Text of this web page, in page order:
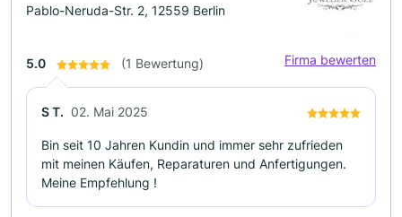
Pablo-Neruda-Str. 2, 12559 Berlin
5.0 (1 Bewertung) Firma bewerten
S T. 02. Mai 2025
Bin seit 10 Jahren Kundin und immer sehr zufrieden
mit meinen Käufen, Reparaturen und Anfertigungen.
Meine Empfehlung !